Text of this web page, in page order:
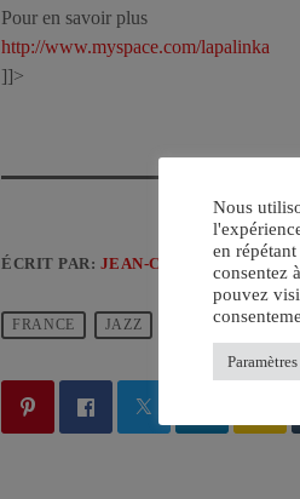
Pour en savoir plus
http://www.myspace.com/lapalinka
]]>
ÉCRIT PAR: JEAN-CLAUDE
FRANCE JAZZ
Nous
en
consentez
pouvez